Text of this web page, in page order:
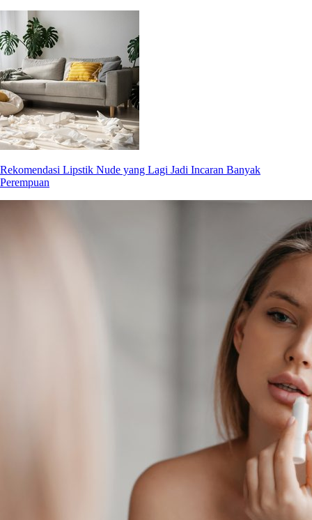
Rekomendasi Lipstik Nude yang Lagi Jadi Incaran Banyak
Perempuan